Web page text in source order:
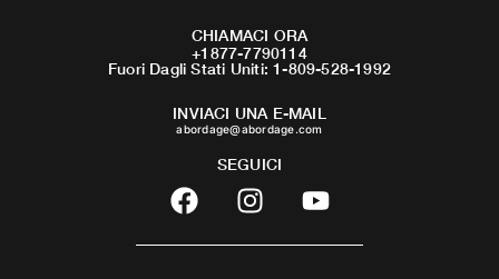
CHIAMACI ORA
+1877-7790114
Fuori Dagli Stati Uniti: 1-809-528-1992
INVIACI UNA E-MAIL
abordage@abordage.com
SEGUICI
F
a
c
I
n
s
Y
o
u